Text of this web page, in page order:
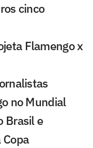
cinco
Flamengo x
no Mundial
Brasil e